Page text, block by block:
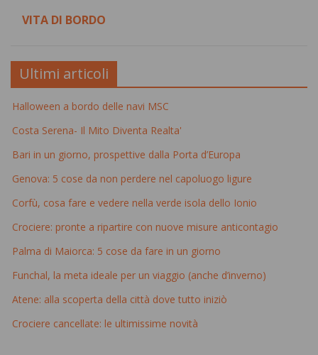
VITA DI BORDO
Ultimi articoli
Halloween a bordo delle navi MSC
Costa Serena- Il Mito Diventa Realta'
Bari in un giorno, prospettive dalla Porta d’Europa
Genova: 5 cose da non perdere nel capoluogo ligure
Corfù, cosa fare e vedere nella verde isola dello Ionio
Crociere: pronte a ripartire con nuove misure anticontagio
Palma di Maiorca: 5 cose da fare in un giorno
Funchal, la meta ideale per un viaggio (anche d’inverno)
Atene: alla scoperta della città dove tutto iniziò
Crociere cancellate: le ultimissime novità